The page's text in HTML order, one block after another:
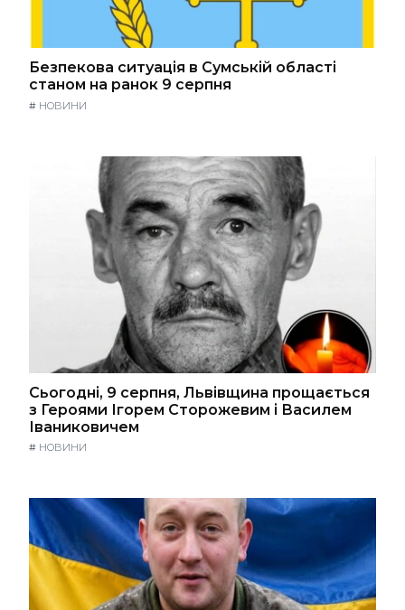
Безпекова ситуація в Сумській області
станом на ранок 9 серпня
# НОВИНИ
Сьогодні, 9 серпня, Львівщина прощається
з Героями Ігорем Сторожевим і Василем
Іваниковичем
# НОВИНИ